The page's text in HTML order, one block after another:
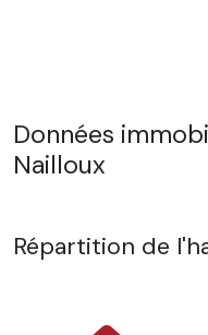
Données
Nailloux
Répartition de